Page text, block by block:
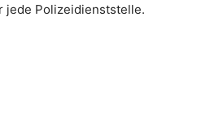
jede Polizeidienststelle.